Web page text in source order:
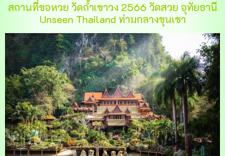
สถานที่ขอหวย วัดถ้ำเขาวง 2566 วัดสวย อุทัยธานี
Unseen Thailand ท่ามกลางขุนเขา